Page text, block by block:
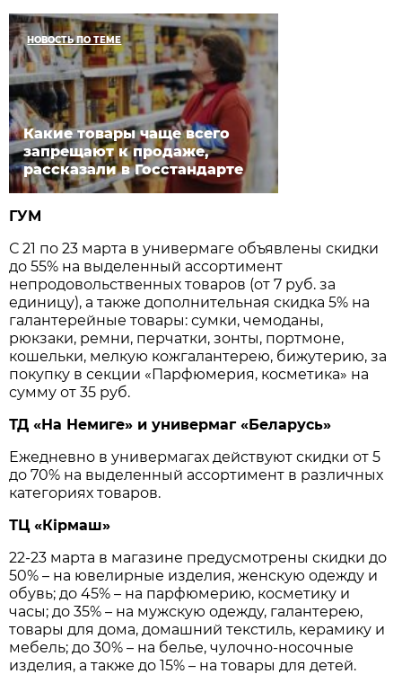
НОВОСТЬ ПО ТЕМЕ
Какие товары чаще всего
запрещают к продаже,
рассказали в Госстандарте
ГУМ
С 21 по 23 марта в универмаге объявлены скидки
до 55% на выделенный ассортимент
непродовольственных товаров (от 7 руб. за
единицу), а также дополнительная скидка 5% на
галантерейные товары: сумки, чемоданы,
рюкзаки, ремни, перчатки, зонты, портмоне,
кошельки, мелкую кожгалантерею, бижутерию, за
покупку в секции «Парфюмерия, косметика» на
сумму от 35 руб.
ТД «На Немиге» и универмаг «Беларусь»
Ежедневно в универмагах действуют скидки от 5
до 70% на выделенный ассортимент в различных
категориях товаров.
ТЦ «Кiрмаш»
22-23 марта в магазине предусмотрены скидки до
50% – на ювелирные изделия, женскую одежду и
обувь; до 45% – на парфюмерию, косметику и
часы; до 35% – на мужскую одежду, галантерею,
товары для дома, домашний текстиль, керамику и
мебель; до 30% – на белье, чулочно-носочные
изделия, а также до 15% – на товары для детей.